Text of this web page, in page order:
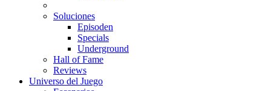
Soluciones
Episoden
Specials
Underground
Hall of Fame
Reviews
Universo del Juego